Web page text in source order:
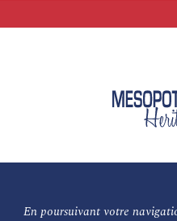
En poursuivant votre